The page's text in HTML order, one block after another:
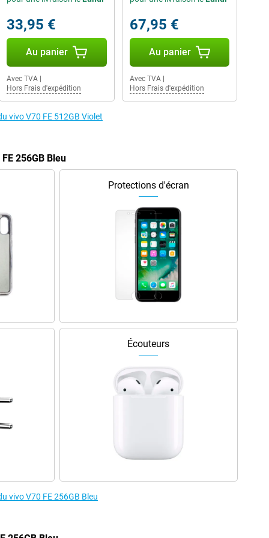
33,95 €
Au panier
Avec TVA|
Hors Frais d'expédition
67,95 €
Au panier
Avec TVA|
Hors Frais d'expédition
vivo V70 FE 512GB Violet
256GB Bleu
Protections d'écran
Écouteurs
vivo V70 FE 256GB Bleu